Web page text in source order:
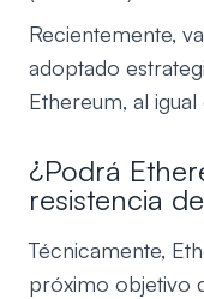
Recientemente,
adoptado
Ethereum, al
¿Podrá
resistencia
Técnicamente,
próximo objetivo